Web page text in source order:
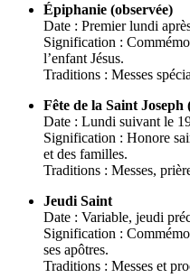
Épiphanie (observée)
Date : Premier lundi
Signification :
l’enfant Jésus.
Traditions : Messes
Fête de la Saint Joseph
Date : Lundi suivant le
Signification : Honore
et des familles.
Traditions : Messes,
Jeudi Saint
Date : Variable, jeudi
Signification :
ses apôtres.
Traditions : Messes et